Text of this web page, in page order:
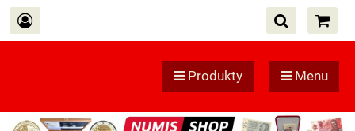
Produkty Menu